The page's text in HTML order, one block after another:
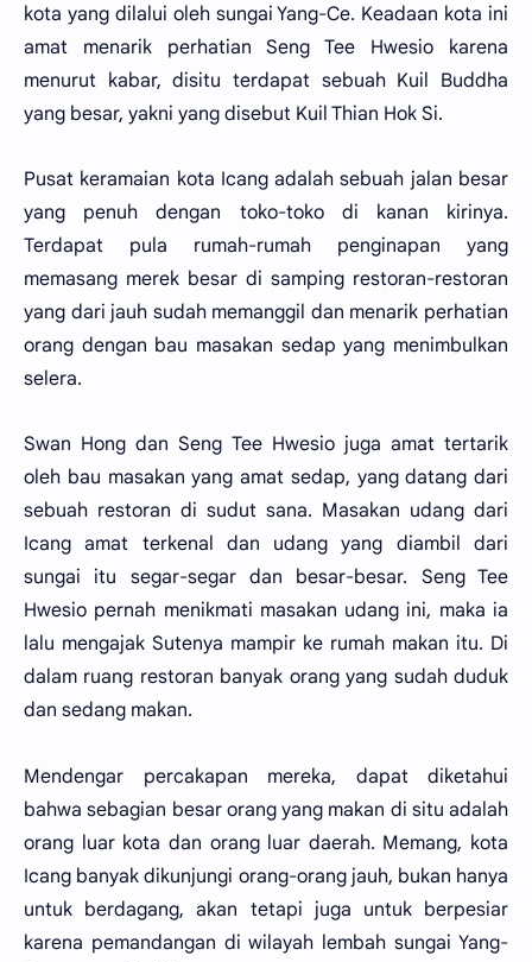
kota yang dilalui oleh sungai Yang-Ce. Keadaan kota ini
amat menarik perhatian Seng Tee Hwesio karena
menurut kabar, disitu terdapat sebuah Kuil Buddha
yang besar, yakni yang disebut Kuil Thian Hok Si.
Pusat keramaian kota Icang adalah sebuah jalan besar
yang penuh dengan toko-toko di kanan kirinya.
Terdapat pula rumah-rumah penginapan yang
memasang merek besar di samping restoran-restoran
yang dari jauh sudah memanggil dan menarik perhatian
orang dengan bau masakan sedap yang menimbulkan
selera.
Swan Hong dan Seng Tee Hwesio juga amat tertarik
oleh bau masakan yang amat sedap, yang datang dari
sebuah restoran di sudut sana. Masakan udang dari
Icang amat terkenal dan udang yang diambil dari
sungai itu segar-segar dan besar-besar. Seng Tee
Hwesio pernah menikmati masakan udang ini, maka ia
lalu mengajak Sutenya mampir ke rumah makan itu. Di
dalam ruang restoran banyak orang yang sudah duduk
dan sedang makan.
Mendengar percakapan mereka, dapat diketahui
bahwa sebagian besar orang yang makan di situ adalah
orang luar kota dan orang luar daerah. Memang, kota
Icang banyak dikunjungi orang-orang jauh, bukan hanya
untuk berdagang, akan tetapi juga untuk berpesiar
karena pemandangan di wilayah lembah sungai Yang-